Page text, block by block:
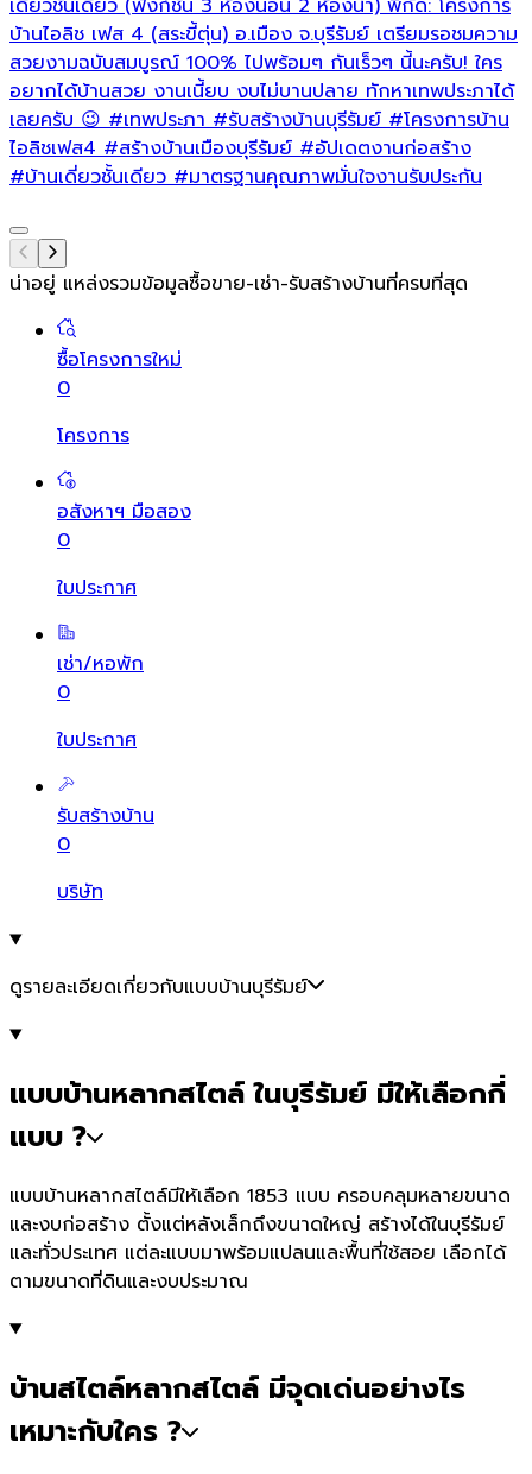
เดี่ยวชั้นเดียว (ฟังก์ชัน 3 ห้องนอน 2 ห้องน้ำ) พิกัด: โครงการ
บ้านไอลิช เฟส 4 (สระขี้ตุ่น) อ.เมือง จ.บุรีรัมย์ เตรียมรอชมความ
สวยงามฉบับสมบูรณ์ 100% ไปพร้อมๆ กันเร็วๆ นี้นะครับ! ใคร
อยากได้บ้านสวย งานเนี้ยบ งบไม่บานปลาย ทักหาเทพประภาได้
เลยครับ 😉#เทพประภา #รับสร้างบ้านบุรีรัมย์ #โครงการบ้าน
ไอลิชเฟส4 #สร้างบ้านเมืองบุรีรัมย์ #อัปเดตงานก่อสร้าง
#บ้านเดี่ยวชั้นเดียว #มาตรฐานคุณภาพมั่นใจงานรับประกัน
น่าอยู่ แหล่งรวมข้อมูลซื้อขาย-เช่า-รับสร้างบ้านที่ครบที่สุด
ซื้อโครงการใหม่
0
โครงการ
อสังหาฯ มือสอง
0
ใบประกาศ
เช่า/หอพัก
0
ใบประกาศ
รับสร้างบ้าน
0
บริษัท
ดูรายละเอียดเกี่ยวกับแบบบ้านบุรีรัมย์
แบบบ้านหลากสไตล์ ในบุรีรัมย์ มีให้เลือกกี่
แบบ ?
แบบบ้านหลากสไตล์มีให้เลือก 1853 แบบ ครอบคลุมหลายขนาด
และงบก่อสร้าง ตั้งแต่หลังเล็กถึงขนาดใหญ่ สร้างได้ในบุรีรัมย์
และทั่วประเทศ แต่ละแบบมาพร้อมแปลนและพื้นที่ใช้สอย เลือกได้
ตามขนาดที่ดินและงบประมาณ
บ้านสไตล์หลากสไตล์ มีจุดเด่นอย่างไร
เหมาะกับใคร ?